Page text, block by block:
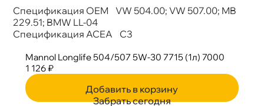
Спецификация OEM VW 504.00; VW 507.00; MB
229.51; BMW LL-04
Спецификация ACEA C3
Mannol Longlife 504/507 5W-30 7715 (1л) 7000
1 126 ₽
Добавить в корзину
Забрать сегодня